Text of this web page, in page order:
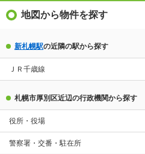
地図から物件を探す
新札幌駅の近隣の駅から探す
ＪＲ千歳線
札幌市厚別区近辺の行政機関から探す
役所・役場
警察署・交番・駐在所